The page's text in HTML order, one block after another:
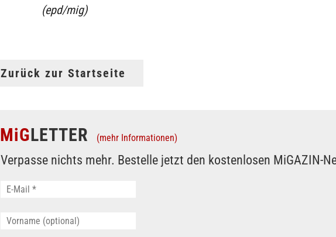
(epd/mig)
Zurück zur Startseite
MiGLETTER (mehr Informationen)
Verpasse nichts mehr. Bestelle jetzt den kostenlosen MiGAZIN-